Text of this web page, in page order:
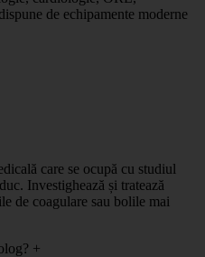
de echipamente moderne
care se ocupă cu studiul
Investighează și tratează
de coagulare sau bolile mai
+